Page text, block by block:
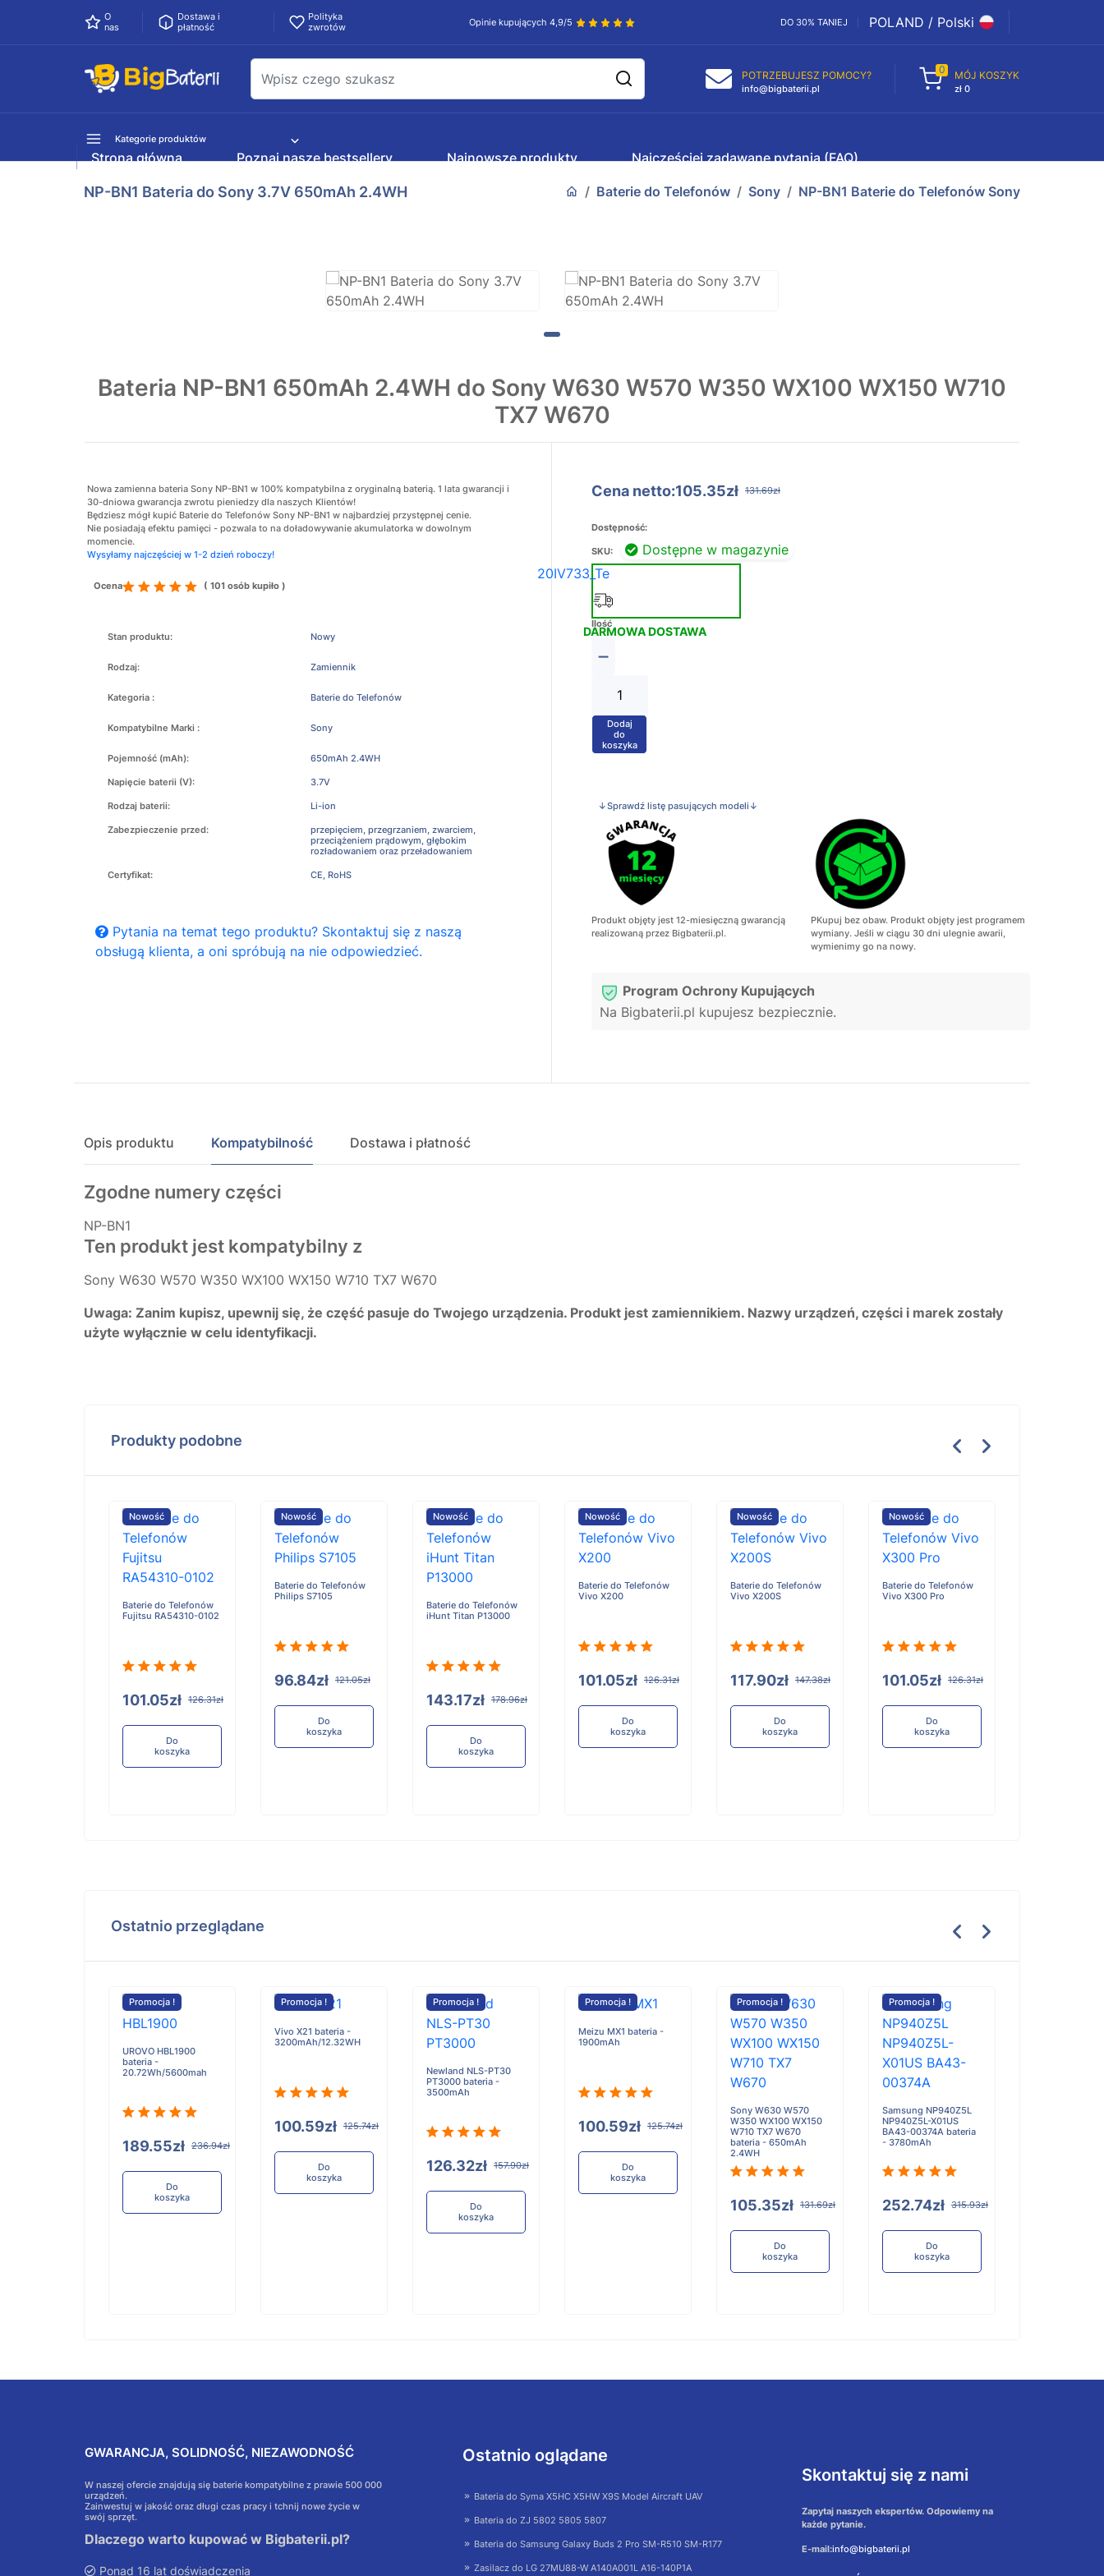
O
nas
Dostawa i
płatność
Polityka
zwrotów
Opinie kupujących 4,9/5 DO 30% TANIEJ POLAND / Polski
POTRZEBUJESZ POMOCY?
info@bigbaterii.pl
0 MÓJ KOSZYK
zł 0
Kategorie produktów
Strona główna Poznaj nasze bestsellery Najnowsze produkty Najczęściej zadawane pytania (FAQ)
NP-BN1 Bateria do Sony 3.7V 650mAh 2.4WH Baterie do Telefonów Sony NP-BN1 Baterie do Telefonów Sony
Bateria NP-BN1 650mAh 2.4WH do Sony W630 W570 W350 WX100 WX150 W710
TX7 W670
Nowa zamienna bateria Sony NP-BN1 w 100% kompatybilna z oryginalną baterią. 1 lata gwarancji i
30-dniowa gwarancja zwrotu pieniedzy dla naszych Klientów!
Będziesz mógł kupić Baterie do Telefonów Sony NP-BN1 w najbardziej przystępnej cenie.
Nie posiadają efektu pamięci - pozwala to na doładowywanie akumulatorka w dowolnym
momencie.
Wysyłamy najczęściej w 1-2 dzień roboczy!
Ocena ( 101 osób kupiło )
Stan produktu: Nowy
Rodzaj: Zamiennik
Kategoria : Baterie do Telefonów
Kompatybilne Marki : Sony
Pojemność (mAh): 650mAh 2.4WH
Napięcie baterii (V): 3.7V
Rodzaj baterii: Li-ion
Zabezpieczenie przed:
przepięciem, przegrzaniem, zwarciem,
przeciążeniem prądowym, głębokim
rozładowaniem oraz przeładowaniem
Certyfikat: CE, RoHS
Pytania na temat tego produktu? Skontaktuj się z naszą
obsługą klienta, a oni spróbują na nie odpowiedzieć.
Cena netto:105.35zł 131.69zł
Dostępność:
Dostępne w magazynie
SKU:
20IV733_Te
DARMOWA DOSTAWA
Ilość
−
+
Dodaj
do
koszyka
↓Sprawdź listę pasujących modeli↓
Produkt objęty jest 12-miesięczną gwarancją
realizowaną przez Bigbaterii.pl.
PKupuj bez obaw. Produkt objęty jest programem
wymiany. Jeśli w ciągu 30 dni ulegnie awarii,
wymienimy go na nowy.
Program Ochrony Kupujących
Na Bigbaterii.pl kupujesz bezpiecznie.
Opis produktu Kompatybilność Dostawa i płatność
Zgodne numery części
NP-BN1
Ten produkt jest kompatybilny z
Sony W630 W570 W350 WX100 WX150 W710 TX7 W670
Uwaga: Zanim kupisz, upewnij się, że część pasuje do Twojego urządzenia. Produkt jest zamiennikiem. Nazwy urządzeń, części i marek zostały
użyte wyłącznie w celu identyfikacji.
Produkty podobne
Nowość
Baterie do Telefonów
Fujitsu RA54310-0102
101.05zł 126.31zł
Do
koszyka
Nowość
Baterie do Telefonów
Philips S7105
96.84zł 121.05zł
Do
koszyka
Nowość
Baterie do Telefonów
iHunt Titan P13000
143.17zł 178.96zł
Do
koszyka
Nowość
Baterie do Telefonów
Vivo X200
101.05zł 126.31zł
Do
koszyka
Nowość
Baterie do Telefonów
Vivo X200S
117.90zł 147.38zł
Do
koszyka
Nowość
Baterie do Telefonów
Vivo X300 Pro
101.05zł 126.31zł
Do
koszyka
Ostatnio przeglądane
Promocja !
UROVO HBL1900
bateria -
20.72Wh/5600mah
189.55zł 236.94zł
Do
koszyka
Promocja !
Vivo X21 bateria -
3200mAh/12.32WH
100.59zł 125.74zł
Do
koszyka
Promocja !
Newland NLS-PT30
PT3000 bateria -
3500mAh
126.32zł 157.90zł
Do
koszyka
Promocja !
Meizu MX1 bateria -
1900mAh
100.59zł 125.74zł
Do
koszyka
Promocja !
Sony W630 W570
W350 WX100 WX150
W710 TX7 W670
bateria - 650mAh
2.4WH
105.35zł 131.69zł
Do
koszyka
Promocja !
Samsung NP940Z5L
NP940Z5L-X01US
BA43-00374A bateria
- 3780mAh
252.74zł 315.93zł
Do
koszyka
GWARANCJA, SOLIDNOŚĆ, NIEZAWODNOŚĆ
W naszej ofercie znajdują się baterie kompatybilne z prawie 500 000
urządzeń.
Zainwestuj w jakość oraz długi czas pracy i tchnij nowe życie w
swój sprzęt.
Dlaczego warto kupować w Bigbaterii.pl?
Ponad 16 lat doświadczenia
Ostatnio oglądane
Bateria do Syma X5HC X5HW X9S Model Aircraft UAV
Bateria do ZJ 5802 5805 5807
Bateria do Samsung Galaxy Buds 2 Pro SM-R510 SM-R177
Zasilacz do LG 27MU88-W A140A001L A16-140P1A
Skontaktuj się z nami
Zapytaj naszych ekspertów. Odpowiemy na
każde pytanie.
E-mail:info@bigbaterii.pl